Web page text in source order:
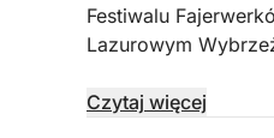
Festiwalu
Lazurowym
Wypływając z Port
Czytaj więcej